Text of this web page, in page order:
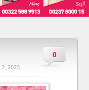
0
2, 2023